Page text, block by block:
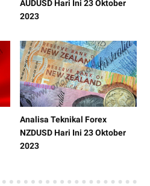
AUDUSD Hari Ini 23 Oktober
2023
Analisa Teknikal Forex
NZDUSD Hari Ini 23 Oktober
2023